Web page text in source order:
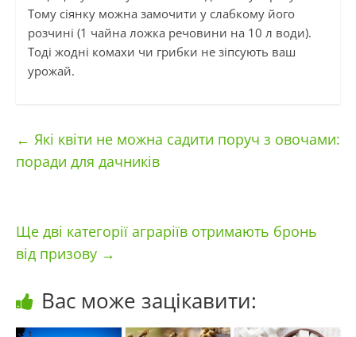
Тому сіянку можна замочити у слабкому його
розчині (1 чайна ложка речовини на 10 л води).
Тоді жодні комахи чи грибки не зіпсують ваш
урожай.
← Які квіти не можна садити поруч з овочами:
поради для дачників
Ще дві категорії аграріїв отримають бронь
від призову →
Вас може зацікавити: